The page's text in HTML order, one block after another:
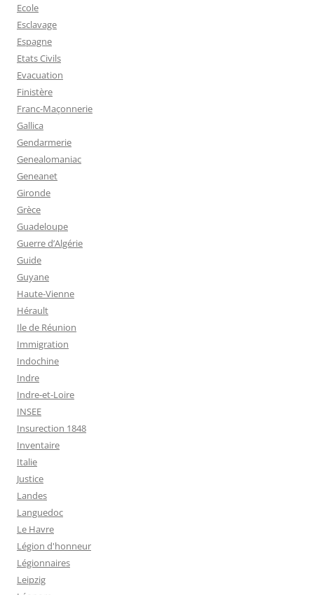
Ecole
Esclavage
Espagne
Etats Civils
Evacuation
Finistère
Franc-Maçonnerie
Gallica
Gendarmerie
Genealomaniac
Geneanet
Gironde
Grèce
Guadeloupe
Guerre d’Algérie
Guide
Guyane
Haute-Vienne
Hérault
Ile de Réunion
Immigration
Indochine
Indre
Indre-et-Loire
INSEE
Insurection 1848
Inventaire
Italie
Justice
Landes
Languedoc
Le Havre
Légion d'honneur
Légionnaires
Leipzig